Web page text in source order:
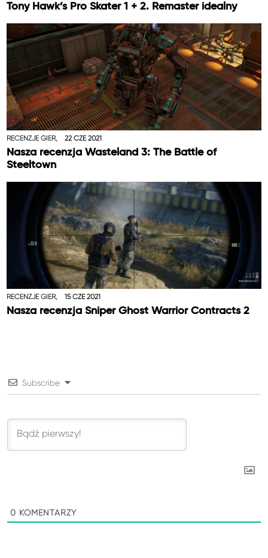
Tony Hawk’s Pro Skater 1 + 2. Remaster idealny
RECENZJE GIER, 22 CZE 2021
Nasza recenzja Wasteland 3: The Battle of
Steeltown
RECENZJE GIER, 15 CZE 2021
Nasza recenzja Sniper Ghost Warrior Contracts 2
Subscribe
0 KOMENTARZY